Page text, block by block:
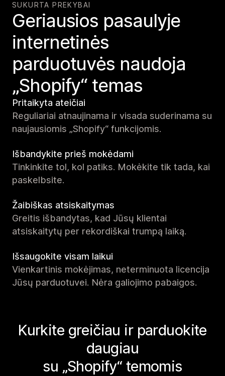
SUKURTA PREKYBAI
Geriausios pasaulyje
internetinės
parduotuvės naudoja
„Shopify“ temas
Pritaikyta ateičiai
Reguliariai atnaujinama ir visada suderinama su
naujausiomis „Shopify“ funkcijomis.
Išbandykite prieš mokėdami
Tinkinkite tol, kol patiks. Mokėkite tik tada, kai
paskelbsite.
Žaibiškas atsiskaitymas
Greitis išbandytas, kad Jūsų klientai
atsiskaitytų per rekordiškai trumpą laiką.
Išsaugokite visam laikui
Vienkartinis mokėjimas, neterminuota licencija
Jūsų parduotuvei. Nėra galiojimo pabaigos.
Kurkite greičiau ir parduokite
daugiau
su „Shopify“ temomis